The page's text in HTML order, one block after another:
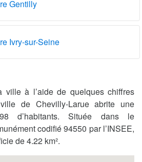
Gentilly
Ivry-sur-Seine
ville à l’aide de quelques chiffres
de Chevilly-Larue abrite une
d’habitants. Située dans le
codifié 94550 par l’INSEE,
de 4.22 km².